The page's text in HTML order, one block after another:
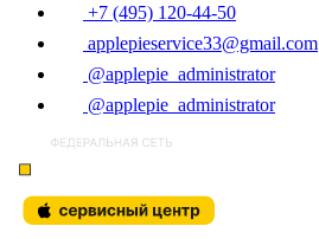
+7 (495) 120-44-50
applepieservice33@gmail.com
@applepie_administrator
@applepie_administrator